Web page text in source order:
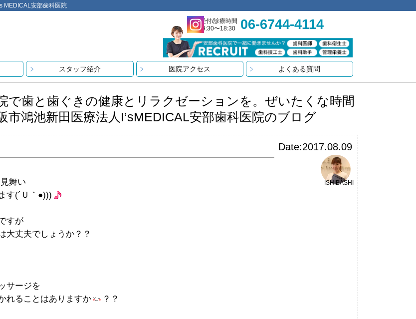
MEDICAL安部歯科医院
受付/診療時間
9:30〜18:30
06-6744-4114
スタッフ紹介 医院アクセス よくある質問
で歯と歯ぐきの健康とリラクゼーションを。ぜいたくな時間
市鴻池新田医療法人I’sMEDICAL安部歯科医院のブログ
Date:2017.08.09
ISHIBASHI
舞い
す(´Ｕ｀●)))
すが
大丈夫でしょうか？？
サージを
れることはありますか
？？